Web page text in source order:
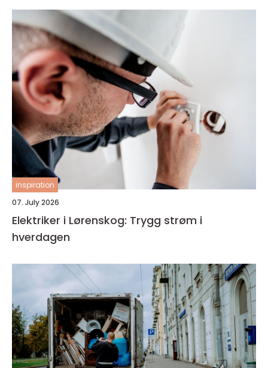
inspiration
07. July 2026
Elektriker i Lørenskog: Trygg strøm i
hverdagen